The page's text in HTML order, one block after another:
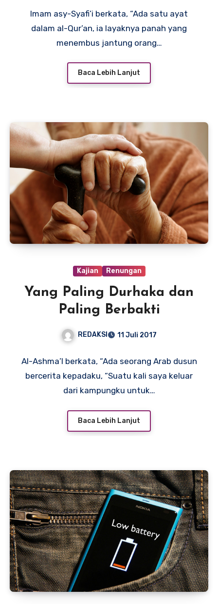
Imam asy-Syafi’i berkata, “Ada satu ayat
dalam al-Qur’an, ia layaknya panah yang
menembus jantung orang…
Baca Lebih Lanjut
Kajian Renungan
Yang Paling Durhaka dan
Paling Berbakti
REDAKSI 11 Juli 2017
Al-Ashma’I berkata, “Ada seorang Arab dusun
bercerita kepadaku, “Suatu kali saya keluar
dari kampungku untuk…
Baca Lebih Lanjut